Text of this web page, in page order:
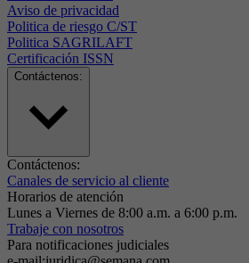
Aviso de privacidad
Politica de riesgo C/ST
Politica SAGRILAFT
Certificación ISSN
Contáctenos:
Contáctenos:
Canales de servicio al cliente
Horarios de atención
Lunes a Viernes de 8:00 a.m. a 6:00 p.m.
Trabaje con nosotros
Para notificaciones judiciales